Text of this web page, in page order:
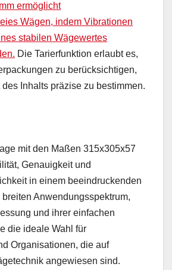
ermöglicht
Wägen, indem Vibrationen
stabilen Wägewertes
Die Tarierfunktion erlaubt es,
zu berücksichtigen,
Inhalts präzise zu bestimmen.
mit den Maßen 315x305x57
Genauigkeit und
in einem beeindruckenden
breiten Anwendungsspektrum,
und ihrer einfachen
die ideale Wahl für
Organisationen, die auf
angewiesen sind.